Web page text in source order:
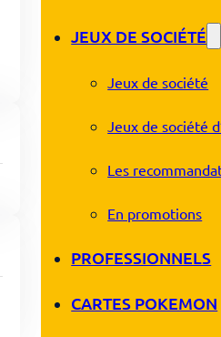
JEUX DE SOCIÉTÉ
Jeux de société
Jeux de société
Les
En promotions
PROFESSIONNELS
CARTES POKEMON